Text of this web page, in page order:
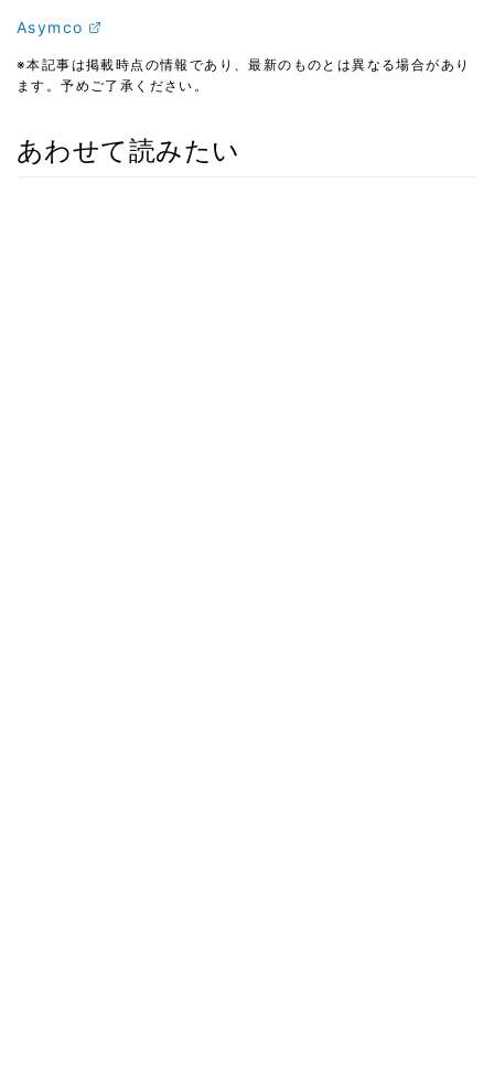
Asymco
※本記事は掲載時点の情報であり、最新のものとは異なる場合があり
ます。予めご了承ください。
あわせて読みたい